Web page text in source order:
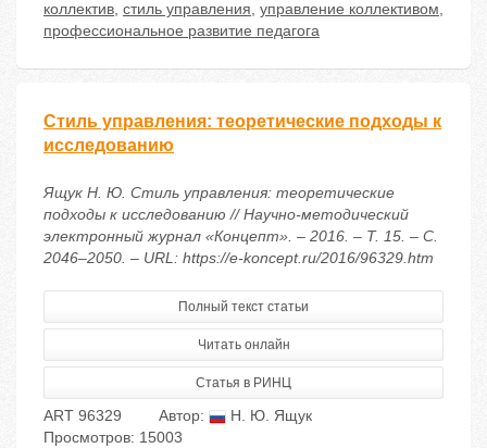
коллектив, стиль управления, управление коллективом,
профессиональное развитие педагога
Стиль управления: теоретические подходы к
исследованию
Ящук Н. Ю. Стиль управления: теоретические
подходы к исследованию // Научно-методический
электронный журнал «Концепт». – 2016. – Т. 15. – С.
2046–2050. – URL: https://e-koncept.ru/2016/96329.htm
Полный текст статьи
Читать онлайн
Статья в РИНЦ
ART 96329 Автор:
Н. Ю. Ящук
Просмотров: 15003